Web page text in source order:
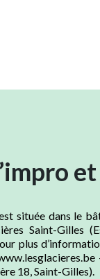
située dans le
Saint-Gilles
plus
18, Saint-Gilles).